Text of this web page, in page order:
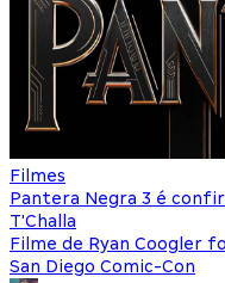
Filmes
Pantera Negra 3 é
T'Challa
Filme de Ryan Coogler
San Diego Comic-Con